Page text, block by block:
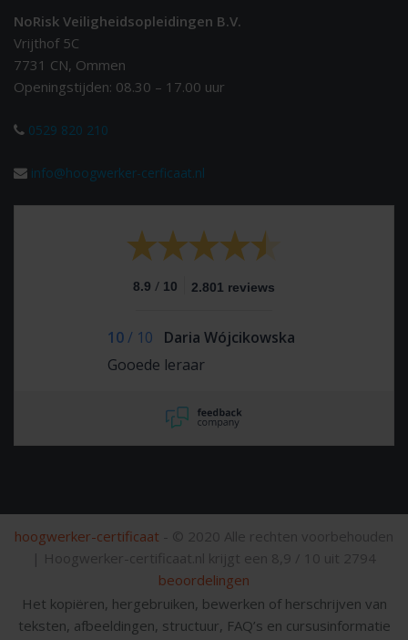
NoRisk Veiligheidsopleidingen B.V.
Vrijthof 5C
7731 CN, Ommen
Openingstijden: 08.30 – 17.00 uur
0529 820 210
info@hoogwerker-cerficaat.nl
8.9 / 10 2.801 reviews
10/ 10
Daria Wójcikowska
Gooede leraar
hoogwerker-certificaat - © 2020 Alle rechten voorbehouden
| Hoogwerker-certificaat.nl krijgt een 8,9 / 10 uit 2794
beoordelingen
Het kopiëren, hergebruiken, bewerken of herschrijven van
teksten, afbeeldingen, structuur, FAQ’s en cursusinformatie